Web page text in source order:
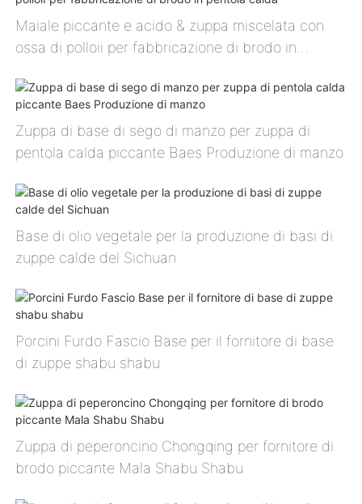
Maiale piccante e acido & zuppa miscelata con
ossa di polloⅱ per fabbricazione di brodo in
Zuppa di base di sego di manzo per zuppa di
pentola calda piccante Baes Produzione di manzo
Base di olio vegetale per la produzione di basi di
zuppe calde del Sichuan
Porcini Furdo Fascio Base per il fornitore di base
di zuppe shabu shabu
Zuppa di peperoncino Chongqing per fornitore di
brodo piccante Mala Shabu Shabu